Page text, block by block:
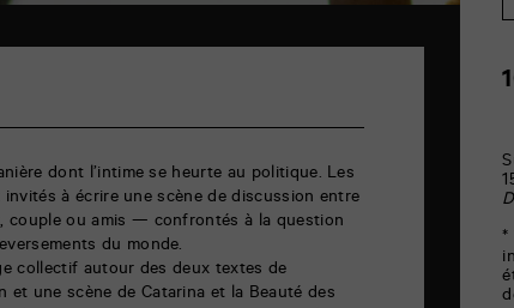
dont l’intime se heurte au politique. Les
à écrire une scène de discussion entre
ou amis — confrontés à la question
du monde.
collectif autour des deux textes de
et une scène de Catarina et la Beauté des
*